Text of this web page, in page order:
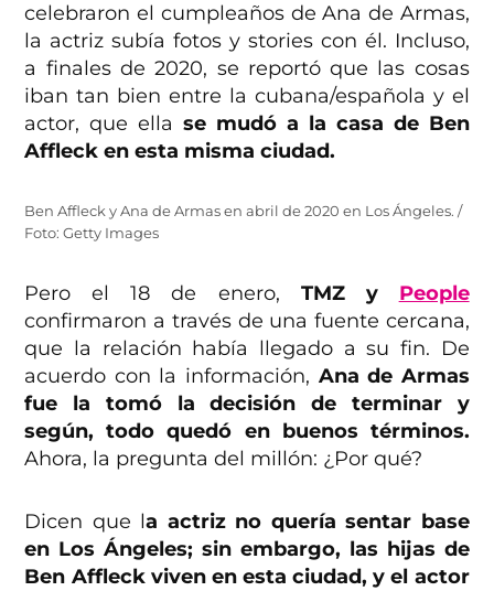
celebraron el cumpleaños de Ana de Armas,
la actriz subía fotos y stories con él. Incluso,
a finales de 2020, se reportó que las cosas
iban tan bien entre la cubana/española y el
actor, que ella se mudó a la casa de Ben
Affleck en esta misma ciudad.
Ben Affleck y Ana de Armas en abril de 2020 en Los Ángeles. /
Foto: Getty Images
Pero el 18 de enero, TMZ y People
confirmaron a través de una fuente cercana,
que la relación había llegado a su fin. De
acuerdo con la información, Ana de Armas
fue la tomó la decisión de terminar y
según, todo quedó en buenos términos.
Ahora, la pregunta del millón: ¿Por qué?
Dicen que la actriz no quería sentar base
en Los Ángeles; sin embargo, las hijas de
Ben Affleck viven en esta ciudad, y el actor